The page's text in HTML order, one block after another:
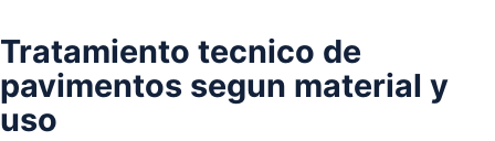
Tratamiento tecnico de
pavimentos segun material y
uso